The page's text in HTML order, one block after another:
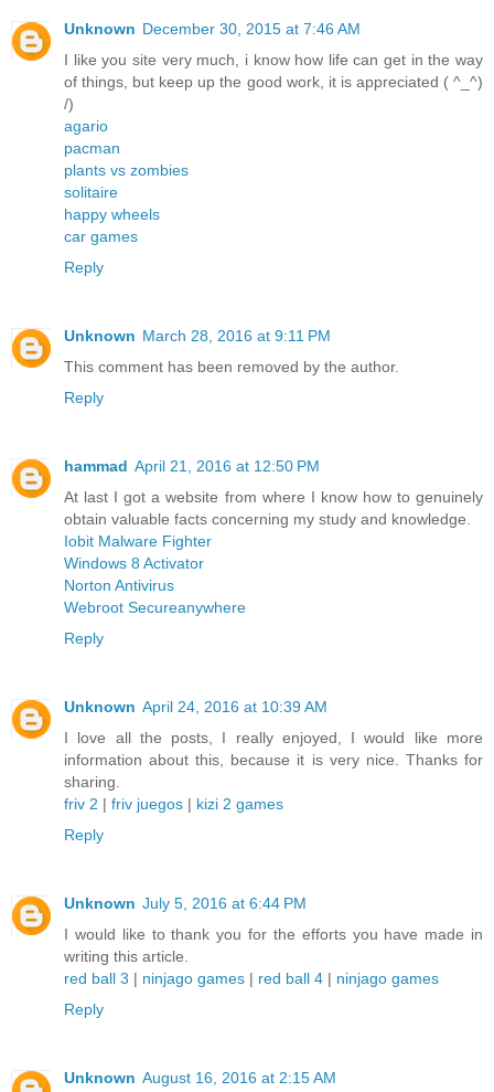
Unknown December 30, 2015 at 7:46 AM
I like you site very much, i know how life can get in the way
of things, but keep up the good work, it is appreciated ( ^_^)
/)
agario
pacman
plants vs zombies
solitaire
happy wheels
car games
Reply
Unknown March 28, 2016 at 9:11 PM
This comment has been removed by the author.
Reply
hammad April 21, 2016 at 12:50 PM
At last I got a website from where I know how to genuinely
obtain valuable facts concerning my study and knowledge.
Iobit Malware Fighter
Windows 8 Activator
Norton Antivirus
Webroot Secureanywhere
Reply
Unknown April 24, 2016 at 10:39 AM
I love all the posts, I really enjoyed, I would like more
information about this, because it is very nice. Thanks for
sharing.
friv 2 | friv juegos | kizi 2 games
Reply
Unknown July 5, 2016 at 6:44 PM
I would like to thank you for the efforts you have made in
writing this article.
red ball 3 | ninjago games | red ball 4 | ninjago games
Reply
Unknown August 16, 2016 at 2:15 AM